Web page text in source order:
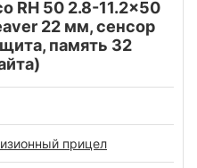
RH 50 2.8-11.2x50
22 мм, сенсор
память 32
прицел